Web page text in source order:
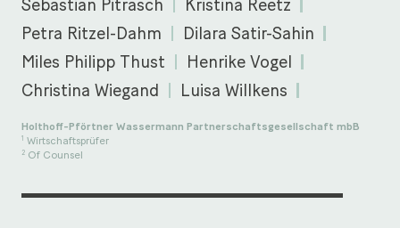
Sebastian Pitrasch
Kristina Reetz
Petra Ritzel-Dahm
Dilara Satir-Sahin
Miles Philipp Thust
Henrike Vogel
Christina Wiegand
Luisa Willkens
Holthoff-Pförtner Wassermann Partnerschaftsgesellschaft mbB
1 Wirtschaftsprüfer
2 Of Counsel